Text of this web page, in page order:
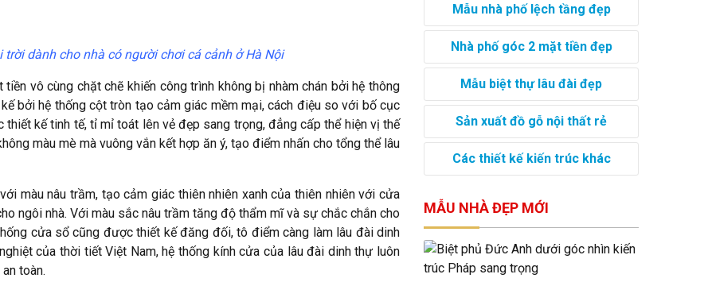
trời dành cho nhà có người chơi cá cảnh ở Hà Nội
vô cùng chặt chẽ khiến công trình không bị nhàm chán bởi hệ thông
bởi hệ thống cột tròn tạo cảm giác mềm mại, cách điệu so với bố cục
kế tinh tế, tỉ mỉ toát lên vẻ đẹp sang trọng, đẳng cấp thể hiện vị thế
màu mè mà vuông vắn kết hợp ăn ý, tạo điểm nhấn cho tổng thể lâu
màu nâu trầm, tạo cảm giác thiên nhiên xanh của thiên nhiên với cửa
ngôi nhà. Với màu sắc nâu trầm tăng độ thẩm mĩ và sự chắc chắn cho
cửa sổ cũng được thiết kế đăng đối, tô điểm càng làm lâu đài dinh
của thời tiết Việt Nam, hệ thống kính cửa của lâu đài dinh thự luôn
toàn.
Mẫu nhà phố lệch tầng đẹp
Nhà phố góc 2 mặt tiền đẹp
Mẫu biệt thự lâu đài đẹp
Sản xuất đồ gỗ nội thất rẻ
Các thiết kế kiến trúc khác
MẪU NHÀ ĐẸP MỚI